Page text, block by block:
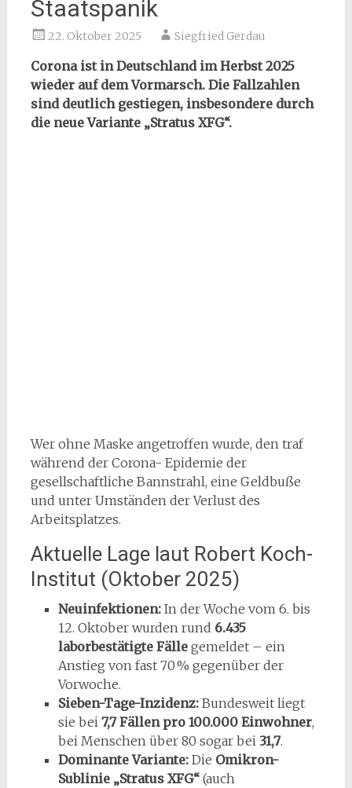
Staatspanik
22. Oktober 2025 Siegfried Gerdau
Corona ist in Deutschland im Herbst 2025
wieder auf dem Vormarsch. Die Fallzahlen
sind deutlich gestiegen, insbesondere durch
die neue Variante „Stratus XFG“.
Wer ohne Maske angetroffen wurde, den traf
während der Corona- Epidemie der
gesellschaftliche Bannstrahl, eine Geldbuße
und unter Umständen der Verlust des
Arbeitsplatzes.
Aktuelle Lage laut Robert Koch-
Institut (Oktober 2025)
Neuinfektionen:In der Woche vom 6. bis
12. Oktober wurden rund 6.435
laborbestätigte Fällegemeldet – ein
Anstieg von fast 70 % gegenüber der
Vorwoche.
Sieben-Tage-Inzidenz:Bundesweit liegt
sie bei 7,7 Fällen pro 100.000 Einwohner,
bei Menschen über 80 sogar bei 31,7.
Dominante Variante:Die Omikron-
Sublinie „Stratus XFG“(auch